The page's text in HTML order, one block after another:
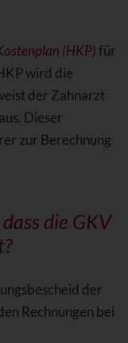
(HKP)für
wird die
der Zahnarzt
Dieser
zur Berechnung
die GKV
der
Rechnungen bei